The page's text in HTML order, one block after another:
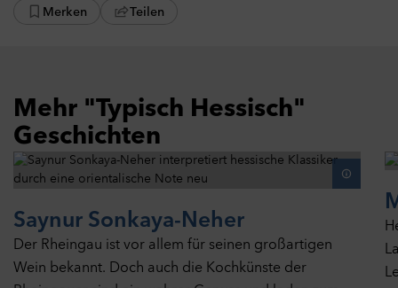
Merken Teilen
Mehr "Typisch Hessisch"
Geschichten
Saynur Sonkaya-Neher
Der Rheingau ist vor allem für seinen großartigen
Wein bekannt. Doch auch die Kochkünste der